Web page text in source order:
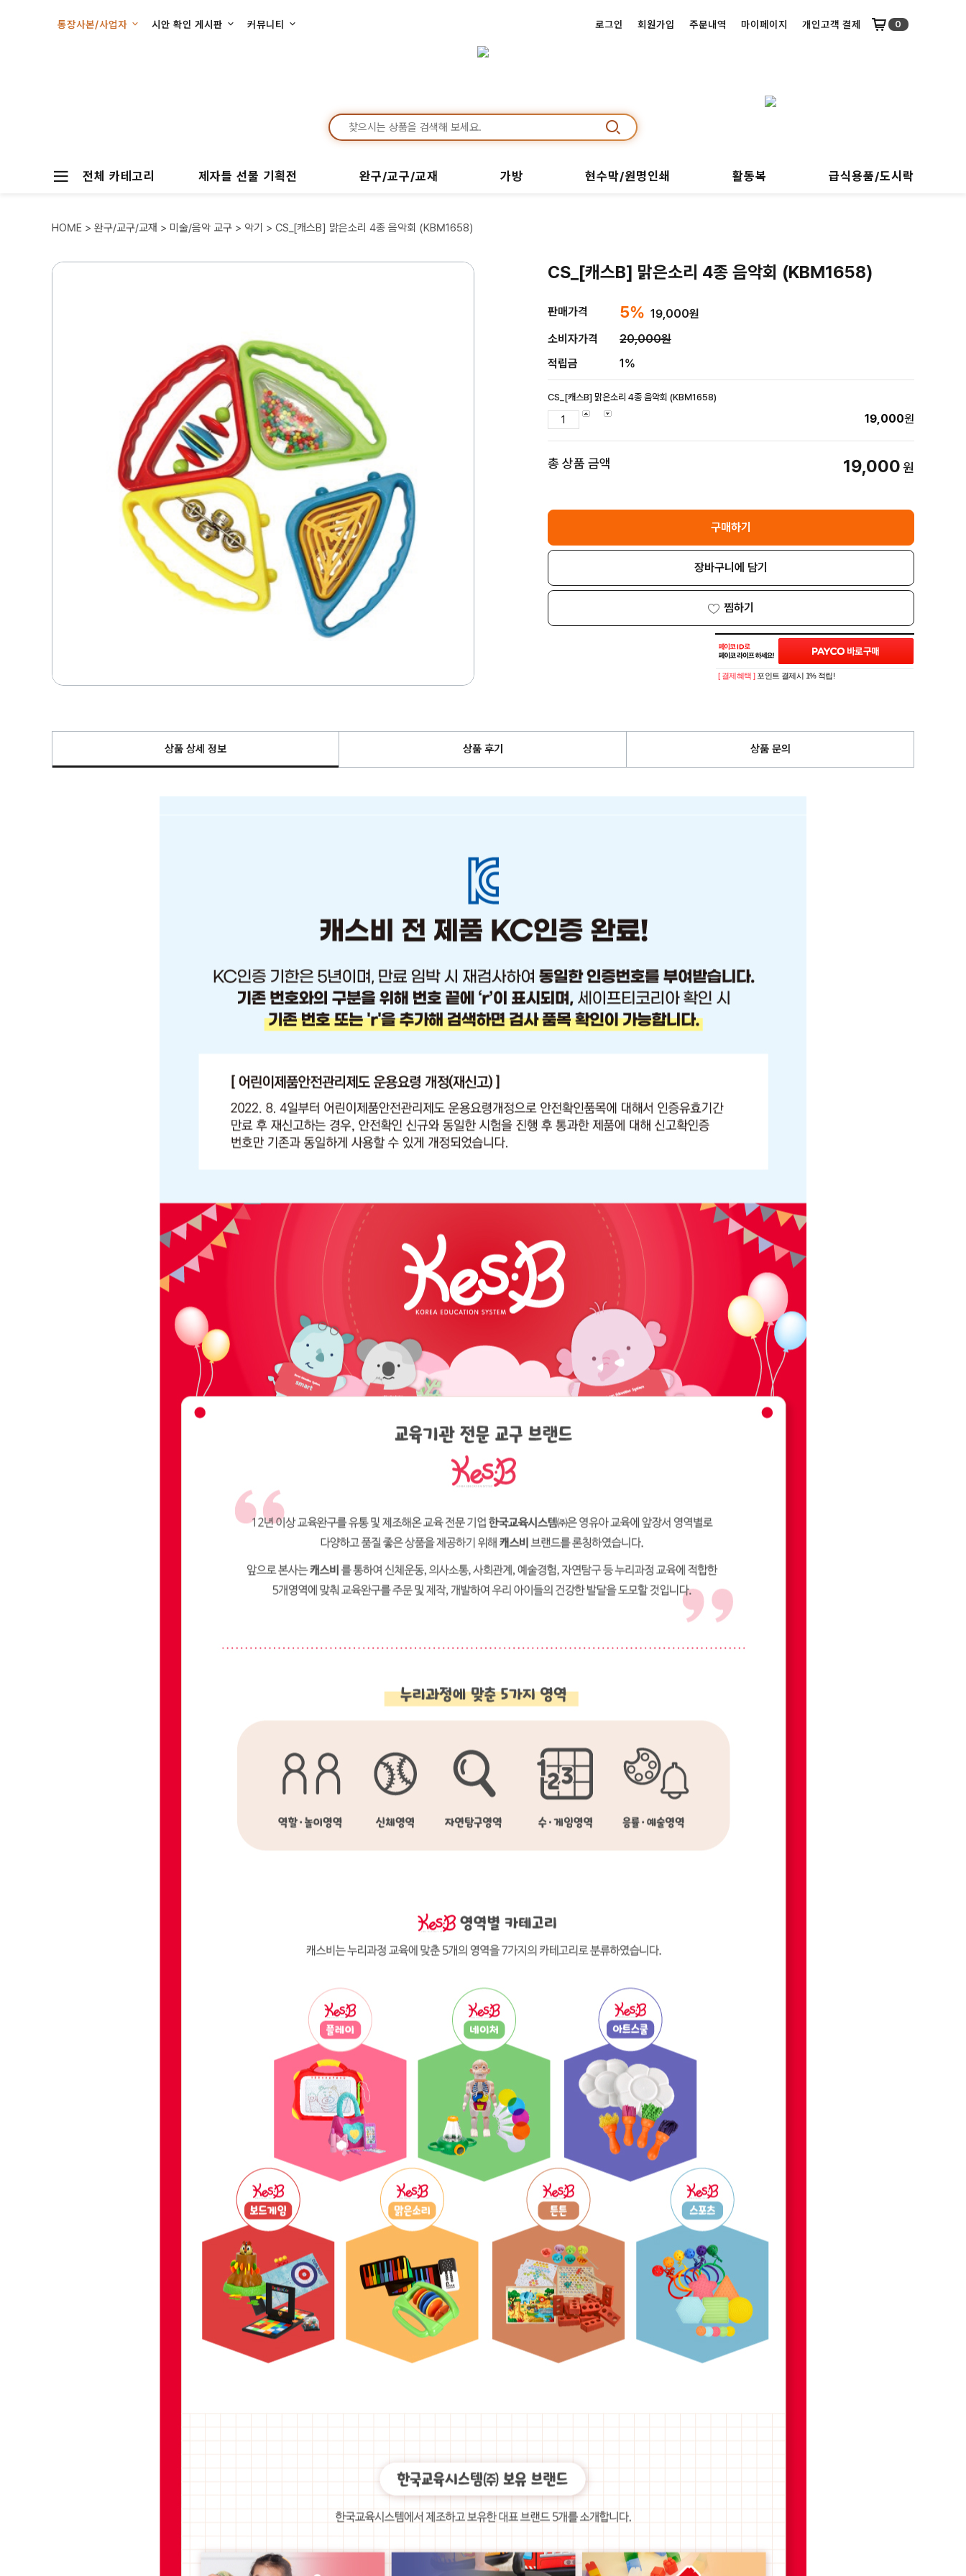
통장사본/사업자 시안 확인 게시판 커뮤니티 로그인 회원가입 주문내역 마이페이지 개인고객 결제 0
전체 카테고리 제자들 선물 기획전 완구/교구/교재 가방 현수막/원명인쇄 활동복 급식용품/도시락
HOME > 완구/교구/교재 > 미술/음악 교구 > 악기 > CS_[캐스B] 맑은소리 4종 음악회 (KBM1658)
CS_[캐스B] 맑은소리 4종 음악회 (KBM1658)
판매가격 5% 19,000원
소비자가격
20,000원
적립금
1%
CS_[캐스B] 맑은소리 4종 음악회 (KBM1658)
19,000원
총 상품 금액 19,000원
구매하기
장바구니에 담기
찜하기
페이코 ID로
[ 결제혜택 ] 포인트 결제시 1% 적립!
상품 상세 정보 상품 후기 상품 문의